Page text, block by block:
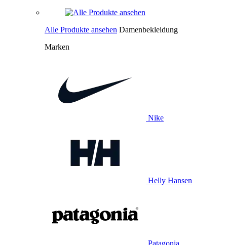
Alle Produkte ansehen Damenbekleidung
Marken
Nike
Helly Hansen
Patagonia